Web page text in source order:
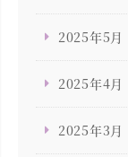
2025年5月
2025年4月
2025年3月